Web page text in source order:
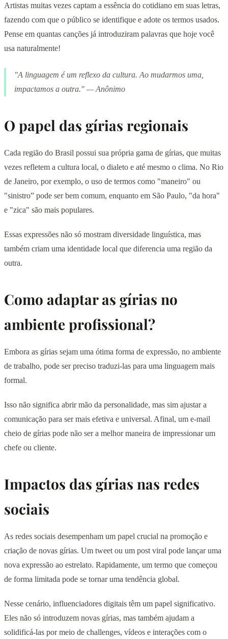
Artistas muitas vezes captam a essência do cotidiano em suas letras,
fazendo com que o público se identifique e adote os termos usados.
Pense em quantas canções já introduziram palavras que hoje você
usa naturalmente!
"A linguagem é um reflexo da cultura. Ao mudarmos uma,
impactamos a outra." — Anônimo
O papel das gírias regionais
Cada região do Brasil possui sua própria gama de gírias, que muitas
vezes refletem a cultura local, o dialeto e até mesmo o clima. No Rio
de Janeiro, por exemplo, o uso de termos como "maneiro" ou
"sinistro” pode ser bem comum, enquanto em São Paulo, "da hora"
e "zica" são mais populares.
Essas expressões não só mostram diversidade linguística, mas
também criam uma identidade local que diferencia uma região da
outra.
Como adaptar as gírias no
ambiente profissional?
Embora as gírias sejam uma ótima forma de expressão, no ambiente
de trabalho, pode ser preciso traduzi-las para uma linguagem mais
formal.
Isso não significa abrir mão da personalidade, mas sim ajustar a
comunicação para ser mais efetiva e universal. Afinal, um e-mail
cheio de gírias pode não ser a melhor maneira de impressionar um
chefe ou cliente.
Impactos das gírias nas redes
sociais
As redes sociais desempenham um papel crucial na promoção e
criação de novas gírias. Um tweet ou um post viral pode lançar uma
nova expressão ao estrelato. Rapidamente, um termo que começou
de forma limitada pode se tornar uma tendência global.
Nesse cenário, influenciadores digitais têm um papel significativo.
Eles não só introduzem novas gírias, mas também ajudam a
solidificá-las por meio de challenges, vídeos e interações com o